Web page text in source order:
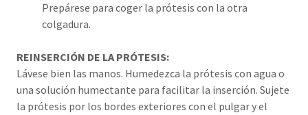
Prepárese para coger la prótesis con la otra
colgadura.
REINSERCIÓN DE LA PRÓTESIS:
Lávese bien las manos. Humedezca la prótesis con agua o
una solución humectante para facilitar la inserción. Sujete
la prótesis por los bordes exteriores con el pulgar y el